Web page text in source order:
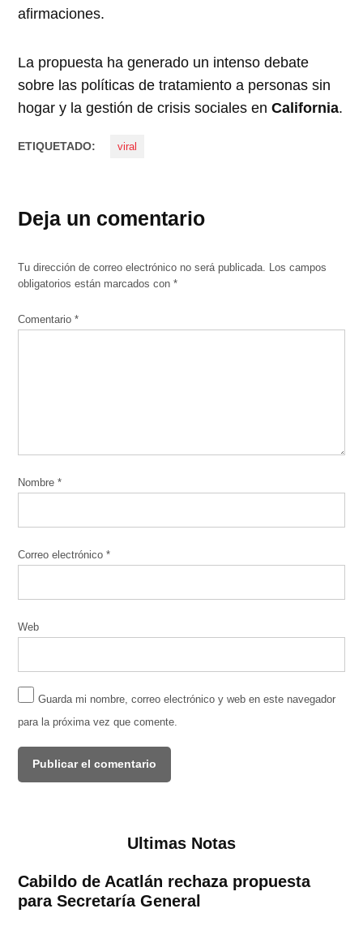
afirmaciones.
La propuesta ha generado un intenso debate
sobre las políticas de tratamiento a personas sin
hogar y la gestión de crisis sociales enCalifornia.
ETIQUETADO: viral
Deja un comentario
Tu dirección de correo electrónico no será publicada. Los campos
obligatorios están marcados con*
Comentario*
Nombre*
Correo electrónico*
Web
Guarda mi nombre, correo electrónico y web en este navegador
para la próxima vez que comente.
Ultimas Notas
Cabildo de Acatlán rechaza propuesta
para Secretaría General